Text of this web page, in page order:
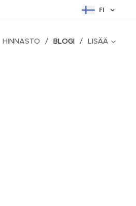
FI
HINNASTO BLOGI LISÄÄ